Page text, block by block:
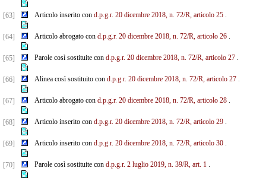
[63] Articolo inserito con d.p.g.r. 20 dicembre 2018, n. 72/R, articolo 25.
[64] Articolo abrogato con d.p.g.r. 20 dicembre 2018, n. 72/R, articolo 26.
[65] Parole così sostituite con d.p.g.r. 20 dicembre 2018, n. 72/R, articolo 27.
[66] Alinea così sostituito con d.p.g.r. 20 dicembre 2018, n. 72/R, articolo 27.
[67] Articolo abrogato con d.p.g.r. 20 dicembre 2018, n. 72/R, articolo 28.
[68] Articolo inserito con d.p.g.r. 20 dicembre 2018, n. 72/R, articolo 29.
[69] Articolo inserito con d.p.g.r. 20 dicembre 2018, n. 72/R, articolo 30.
[70] Parole così sostituite con d.p.g.r. 2 luglio 2019, n. 39/R, art. 1.